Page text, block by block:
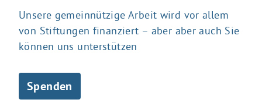
Unsere gemeinnützige Arbeit wird vor allem
von Stiftungen finanziert – aber aber auch Sie
können uns unterstützen
Spenden